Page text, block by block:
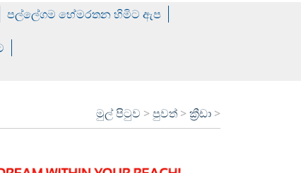
පල්ලේගම හේමරතන හිමිට ඇප
මුල් පිටුව >පුවත් >ක්‍රීඩා >